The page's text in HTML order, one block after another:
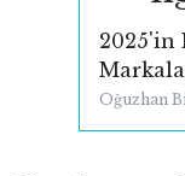
2025'in
Oğuzhan